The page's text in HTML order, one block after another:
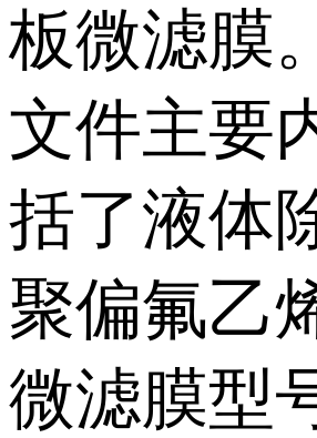
板微滤膜
文件主要
括了液体
聚偏氟乙
微滤膜型